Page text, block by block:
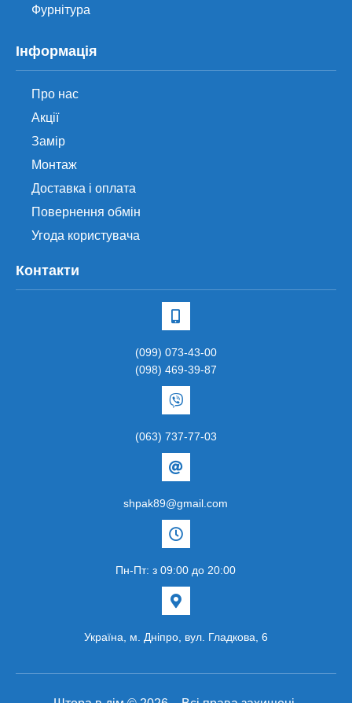
Фурнітура
Інформація
Про нас
Акції
Замір
Монтаж
Доставка і оплата
Повернення обмін
Угода користувача
Контакти
(099) 073-43-00
(098) 469-39-87
(063) 737-77-03
shpak89@gmail.com
Пн-Пт: з 09:00 до 20:00
Українa, м. Дніпро, вул. Гладкова, 6